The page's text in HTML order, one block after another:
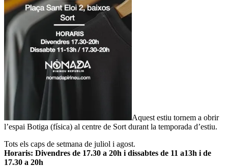
Aquest estiu tornem a obrir
l’espai Botiga (física) al centre de Sort durant la temporada d’estiu.
Tots els caps de setmana de juliol i agost.
Horaris: Divendres de 17.30 a 20h i dissabtes de 11 a13h i de
17.30 a 20h